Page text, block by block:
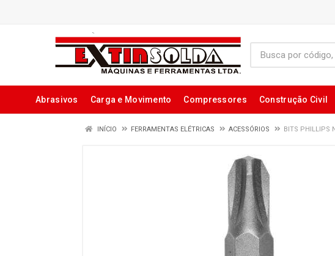
Abrasivos Carga e Movimento Compressores Construção Civil
INÍCIO FERRAMENTAS ELÉTRICAS ACESSÓRIOS BITS PHILLIPS